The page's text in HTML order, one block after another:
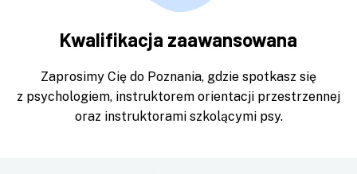
Kwalifikacja zaawansowana
Zaprosimy Cię do Poznania, gdzie spotkasz się
z psychologiem, instruktorem orientacji przestrzennej
oraz instruktorami szkolącymi psy.